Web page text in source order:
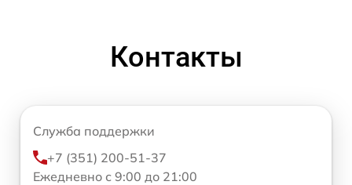
Контакты
Служба поддержки
+7 (351) 200-51-37
Ежедневно с 9:00 до 21:00